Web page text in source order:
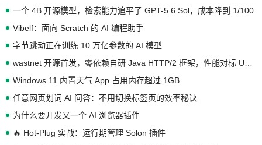
一个 4B 开源模型，检索能力追平了 GPT-5.6 Sol，成本降到 1/100
Vibelf：面向 Scratch 的 AI 编程助手
字节跳动正在训练 10 万亿参数的 AI 模型
Windows 11 内置天气 App 占用内存超过 1GB
任意网页划词 AI 问答：不用切换标签页的效率秘诀
为什么要开发又一个 AI 浏览器插件
🔥 Hot-Plug 实战：运行期管理 Solon 插件